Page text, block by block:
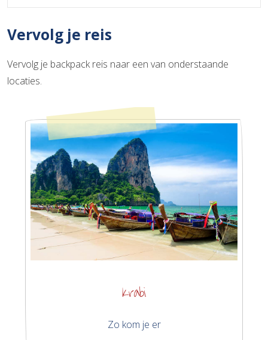
Vervolg je reis
Vervolg je backpack reis naar een van onderstaande
locaties.
Krabi
Zo kom je er